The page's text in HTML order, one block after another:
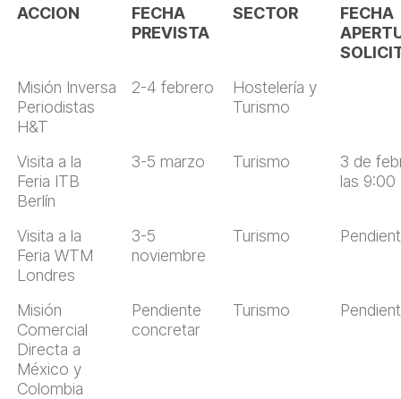
ACCION
FECHA
PREVISTA
SECTOR
FECHA
Misión Inversa
Periodistas
H&T
2-4 febrero
Hostelería y
Turismo
Visita a la
Feria ITB
Berlín
3-5 marzo Turismo
3 de
las 9:00
Visita a la
Feria WTM
Londres
3-5
noviembre
Turismo
Misión
Comercial
Directa a
México y
Colombia
Pendiente
concretar
Turismo